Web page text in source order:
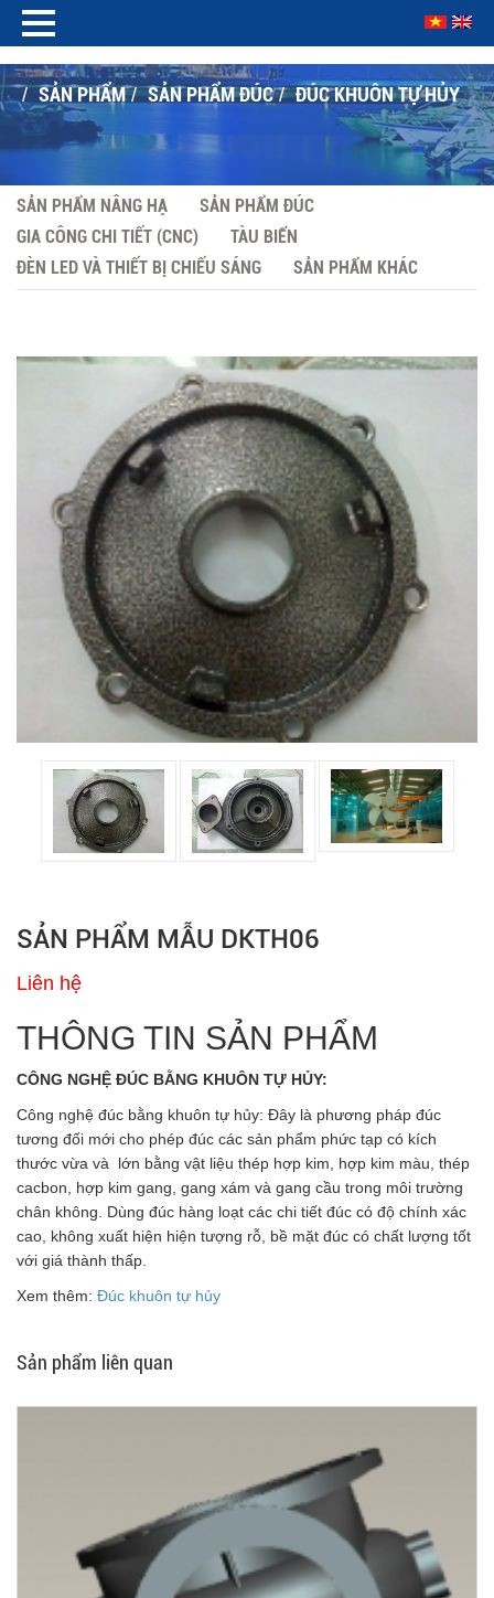
/ SẢN PHẨM/SẢN PHẨM ĐÚC/ĐÚC KHUÔN TỰ HỦY
SẢN PHẨM NÂNG HẠ
SẢN PHẨM ĐÚC
GIA CÔNG CHI TIẾT (CNC)
TÀU BIỂN
ĐÈN LED VÀ THIẾT BỊ CHIẾU SÁNG
SẢN PHẨM KHÁC
SẢN PHẨM MẪU DKTH06
Liên hệ
THÔNG TIN SẢN PHẨM
CÔNG NGHỆ ĐÚC BẰNG KHUÔN TỰ HỦY:
Công nghệ đúc bằng khuôn tự hủy: Đây là phương pháp đúc
tương đối mới cho phép đúc các sản phẩm phức tạp có kích
thước vừa và lớn bằng vật liệu thép hợp kim, hợp kim màu, thép
cacbon, hợp kim gang, gang xám và gang cầu trong môi trường
chân không. Dùng đúc hàng loạt các chi tiết đúc có độ chính xác
cao, không xuất hiện hiện tượng rỗ, bề mặt đúc có chất lượng tốt
với giá thành thấp.
Xem thêm: Đúc khuôn tự hủy
Sản phẩm liên quan